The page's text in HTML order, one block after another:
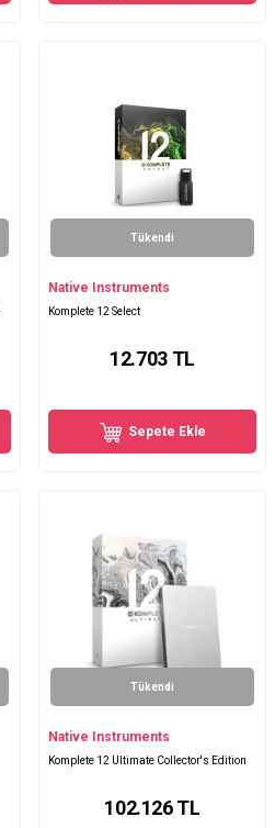
Tükendi
Native Instruments
Komplete 12 Select
12.703TL
Sepete Ekle
Tükendi
Native Instruments
Komplete 12 Ultimate Collector's Edition
102.126TL